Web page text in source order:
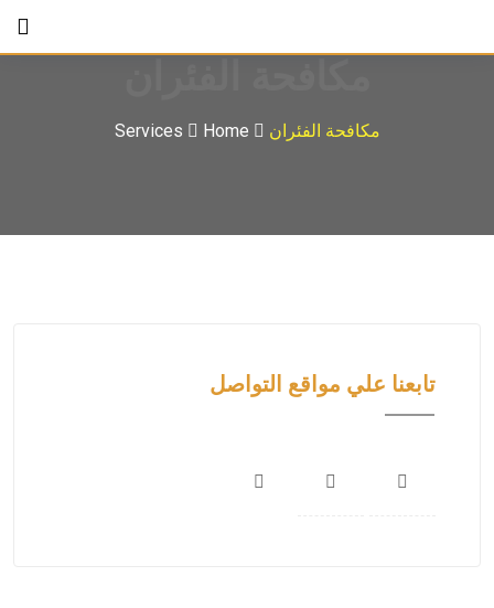
مكافحة الفئران Services Home
تابعنا علي مواقع التواصل